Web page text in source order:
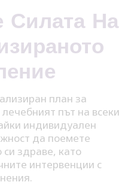
Силата На
план за
път на всеки
индивидуален
да поемете
здраве, като
интервенции с